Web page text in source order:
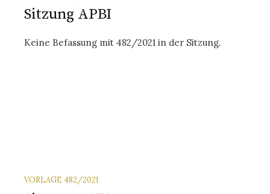
Sitzung APBI
Keine Befassung mit 482/2021 in der Sitzung.
VORLAGE 482/2021